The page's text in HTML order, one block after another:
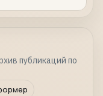
публикаций по